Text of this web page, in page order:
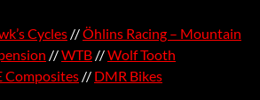
Cycles //Öhlins Racing – Mountain
//WTB //Wolf Tooth
Composites // DMR Bikes